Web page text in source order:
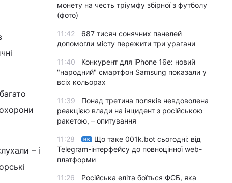
– і
монету на честь тріумфу збірної з футболу
(фото)
11:42
687 тисяч сонячних панелей
допомогли місту пережити три урагани
11:40
Конкурент для iPhone 16e: новий
"народний" смартфон Samsung показали у
всіх кольорах
11:39
Понад третина поляків невдоволена
реакцією влади на інцидент з російською
ракетою, – опитування
11:28 НК
Що таке 001k.bot сьогодні: від
Telegram-інтерфейсу до повноцінної web-
платформи
11:26
Російська еліта боїться ФСБ, яка